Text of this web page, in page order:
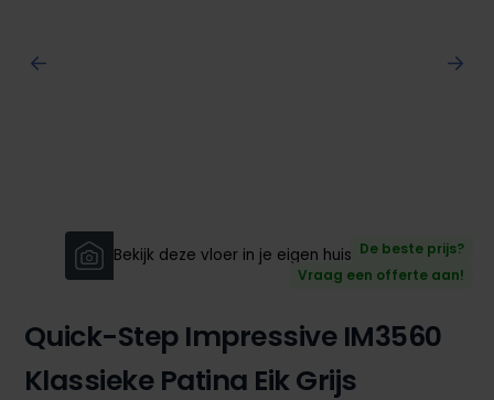
Bekijk deze vloer in je eigen huis! De beste prijs?
Vraag een offerte aan!
Quick-Step Impressive IM3560
Klassieke Patina Eik Grijs